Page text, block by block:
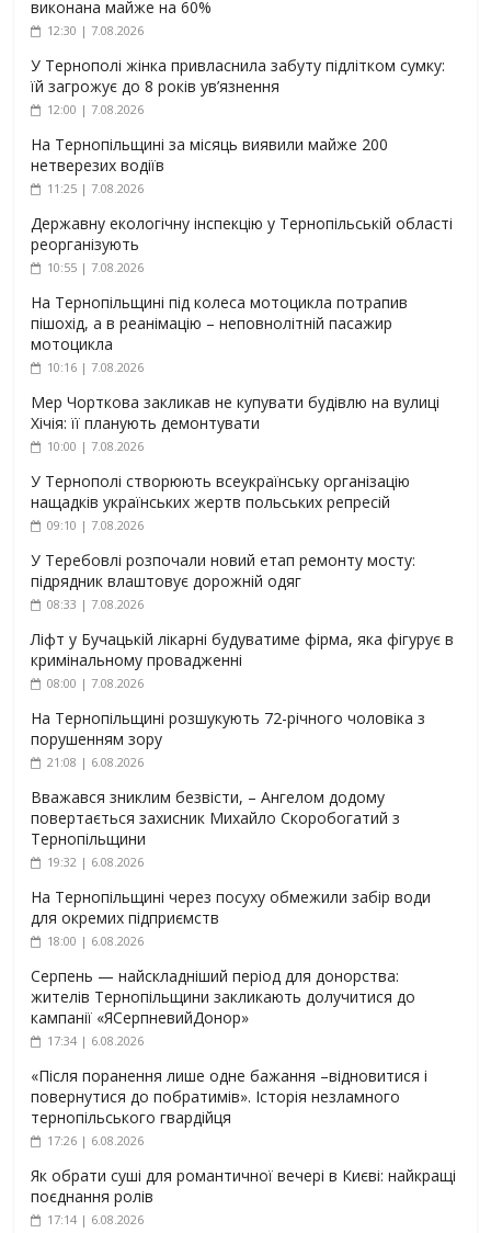
виконана майже на 60%
12:30 | 7.08.2026
У Тернополі жінка привласнила забуту підлітком сумку:
їй загрожує до 8 років ув’язнення
12:00 | 7.08.2026
На Тернопільщині за місяць виявили майже 200
нетверезих водіїв
11:25 | 7.08.2026
Державну екологічну інспекцію у Тернопільській області
реорганізують
10:55 | 7.08.2026
На Тернопільщині під колеса мотоцикла потрапив
пішохід, а в реанімацію – неповнолітній пасажир
мотоцикла
10:16 | 7.08.2026
Мер Чорткова закликав не купувати будівлю на вулиці
Хічія: її планують демонтувати
10:00 | 7.08.2026
У Тернополі створюють всеукраїнську організацію
нащадків українських жертв польських репресій
09:10 | 7.08.2026
У Теребовлі розпочали новий етап ремонту мосту:
підрядник влаштовує дорожній одяг
08:33 | 7.08.2026
Ліфт у Бучацькій лікарні будуватиме фірма, яка фігурує в
кримінальному провадженні
08:00 | 7.08.2026
На Тернопільщині розшукують 72-річного чоловіка з
порушенням зору
21:08 | 6.08.2026
Вважався зниклим безвісти, – Ангелом додому
повертається захисник Михайло Скоробогатий з
Тернопільщини
19:32 | 6.08.2026
На Тернопільщині через посуху обмежили забір води
для окремих підприємств
18:00 | 6.08.2026
Серпень — найскладніший період для донорства:
жителів Тернопільщини закликають долучитися до
кампанії «ЯСерпневийДонор»
17:34 | 6.08.2026
«Після поранення лише одне бажання –відновитися і
повернутися до побратимів». Історія незламного
тернопільського гвардійця
17:26 | 6.08.2026
Як обрати суші для романтичної вечері в Києві: найкращі
поєднання ролів
17:14 | 6.08.2026